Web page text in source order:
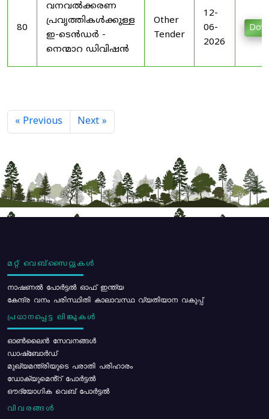
80
വനവൽക്കരണ
പ്രവൃത്തികൾക്കുള്ള
ഇ-ടെൻഡർ -
നെന്മാറ ഡിവിഷൻ
Other
Tender
12-
06-
2026
« Previous Next »
മറ്റ് വെബ്സൈറ്റുകൾ
നാഷണൽ പോർട്ടൽ ഓഫ് ഇന്ത്യ
കേന്ദ്ര വനം പരിസ്ഥിതി കാലാവസ്ഥ വ്യതിയാന വകുപ്പ്
പ്രധാനപ്പെട്ട ലിങ്കുകൾ
ഓൺലൈൻ സേവനങ്ങൾ
ഡാഷ്ബോർഡ്
മുഖ്യമന്ത്രിയുടെ പരാതി പരിഹാരം
ഡോക്യുമെൻ്റ് പോർട്ടൽ
ഔദ്യോഗിക വെബ് പോർട്ടൽ
വിവരങ്ങൾ